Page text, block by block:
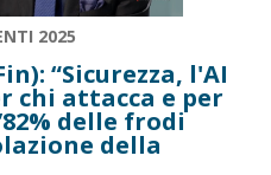
2025
“Sicurezza, l'AI
chi attacca e per
delle frodi
della